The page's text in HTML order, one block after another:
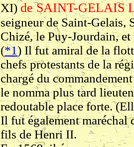
XI) de SAINT-GELAIS
seigneur de Saint-Gelais,
Chizé, le Puy-Jourdain,
(*1) Il fut amiral de la
chefs protestants de la
chargé du
le nomma plus tard
redoutable place forte.
Il fut également maréchal
fils de Henri II.